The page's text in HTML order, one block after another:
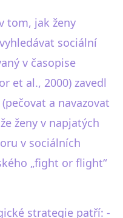
tom, jak ženy
sociální
v časopise
et al., 2000) zavedl
a navazovat
ženy v napjatých
v sociálních
„fight or flight“
strategie patří: -